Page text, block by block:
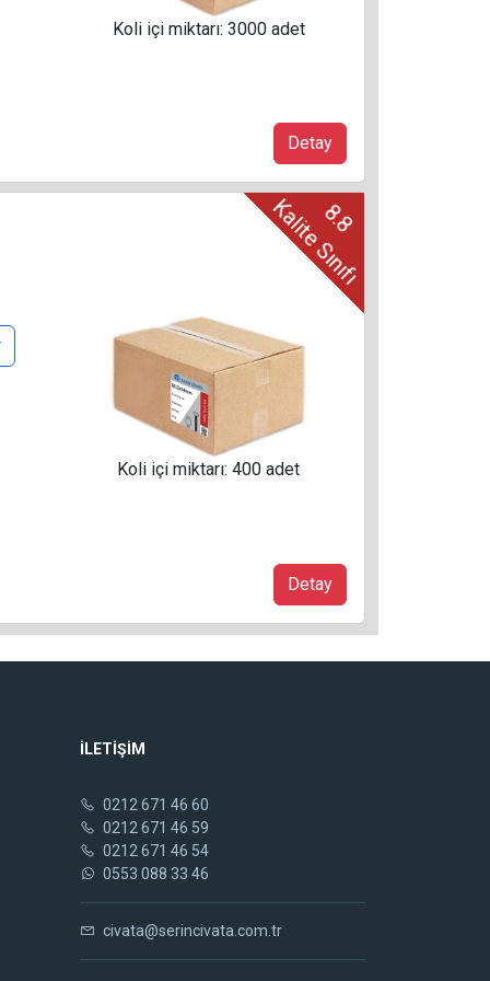
Detay
Koli içi miktarı: 3000 adet
8.8
Kalite Sınıfı
Detay
Koli içi miktarı: 400 adet
İLETİŞİM
0212 671 46 60
0212 671 46 59
0212 671 46 54
0553 088 33 46
civata@serincivata.com.tr